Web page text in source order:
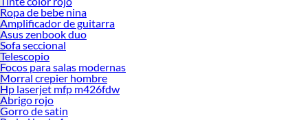
Ropa de bebe nina
Amplificador de guitarra
Asus zenbook duo
Sofa seccional
Telescopio
Focos para salas modernas
Morral crepier hombre
Hp laserjet mfp m426fdw
Abrigo rojo
Gorro de satin